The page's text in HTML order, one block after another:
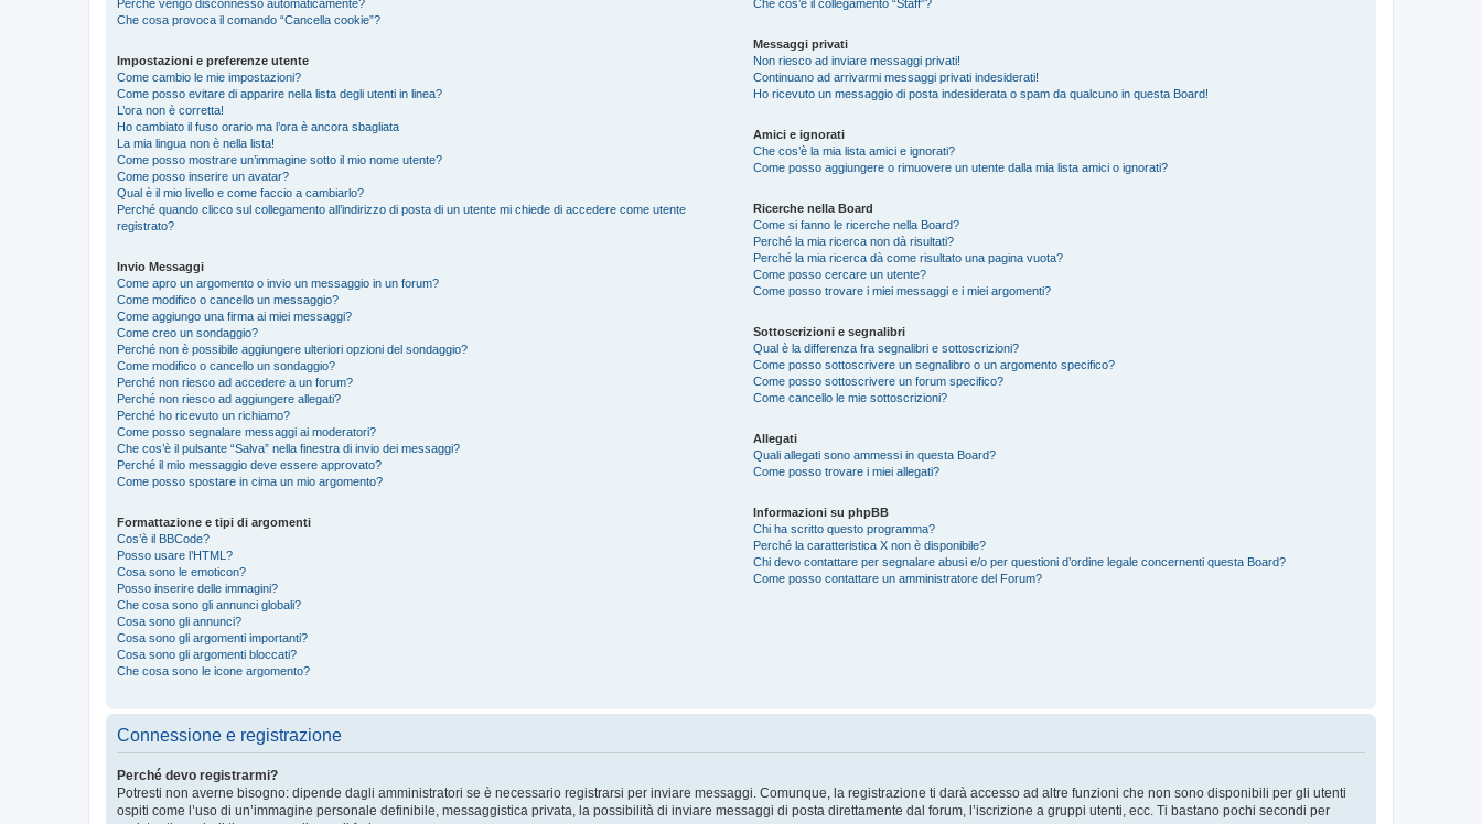
Perché vengo disconnesso automaticamente?
Che cosa provoca il comando “Cancella cookie”?
Impostazioni e preferenze utente
Come cambio le mie impostazioni?
Come posso evitare di apparire nella lista degli utenti in linea?
L’ora non è corretta!
Ho cambiato il fuso orario ma l’ora è ancora sbagliata
La mia lingua non è nella lista!
Come posso mostrare un’immagine sotto il mio nome utente?
Come posso inserire un avatar?
Qual è il mio livello e come faccio a cambiarlo?
Perché quando clicco sul collegamento all’indirizzo di posta di un utente mi chiede di accedere come utente
registrato?
Invio Messaggi
Come apro un argomento o invio un messaggio in un forum?
Come modifico o cancello un messaggio?
Come aggiungo una firma ai miei messaggi?
Come creo un sondaggio?
Perché non è possibile aggiungere ulteriori opzioni del sondaggio?
Come modifico o cancello un sondaggio?
Perché non riesco ad accedere a un forum?
Perché non riesco ad aggiungere allegati?
Perché ho ricevuto un richiamo?
Come posso segnalare messaggi ai moderatori?
Che cos’è il pulsante “Salva” nella finestra di invio dei messaggi?
Perché il mio messaggio deve essere approvato?
Come posso spostare in cima un mio argomento?
Formattazione e tipi di argomenti
Cos’è il BBCode?
Posso usare l’HTML?
Cosa sono le emoticon?
Posso inserire delle immagini?
Che cosa sono gli annunci globali?
Cosa sono gli annunci?
Cosa sono gli argomenti importanti?
Cosa sono gli argomenti bloccati?
Che cosa sono le icone argomento?
Che cos’è il collegamento “Staff”?
Messaggi privati
Non riesco ad inviare messaggi privati!
Continuano ad arrivarmi messaggi privati indesiderati!
Ho ricevuto un messaggio di posta indesiderata o spam da qualcuno in questa Board!
Amici e ignorati
Che cos’è la mia lista amici e ignorati?
Come posso aggiungere o rimuovere un utente dalla mia lista amici o ignorati?
Ricerche nella Board
Come si fanno le ricerche nella Board?
Perché la mia ricerca non dà risultati?
Perché la mia ricerca dà come risultato una pagina vuota?
Come posso cercare un utente?
Come posso trovare i miei messaggi e i miei argomenti?
Sottoscrizioni e segnalibri
Qual è la differenza fra segnalibri e sottoscrizioni?
Come posso sottoscrivere un segnalibro o un argomento specifico?
Come posso sottoscrivere un forum specifico?
Come cancello le mie sottoscrizioni?
Allegati
Quali allegati sono ammessi in questa Board?
Come posso trovare i miei allegati?
Informazioni su phpBB
Chi ha scritto questo programma?
Perché la caratteristica X non è disponibile?
Chi devo contattare per segnalare abusi e/o per questioni d’ordine legale concernenti questa Board?
Come posso contattare un amministratore del Forum?
Connessione e registrazione
Perché devo registrarmi?
Potresti non averne bisogno: dipende dagli amministratori se è necessario registrarsi per inviare messaggi. Comunque, la registrazione ti darà accesso ad altre funzioni che non sono disponibili per gli utenti
ospiti come l’uso di un’immagine personale definibile, messaggistica privata, la possibilità di inviare messaggi di posta direttamente dal forum, l’iscrizione a gruppi utenti, ecc. Ti bastano pochi secondi per